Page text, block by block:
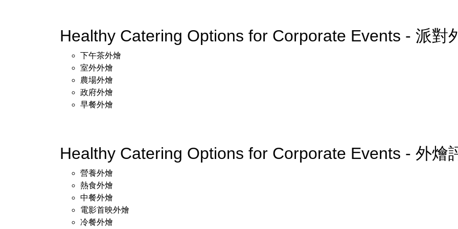
Healthy Catering Options for Corporate Events - 派對
下午茶外燴
室外外燴
農場外燴
政府外燴
早餐外燴
Healthy Catering Options for Corporate Events - 外燴
營養外燴
熱食外燴
中餐外燴
電影首映外燴
冷餐外燴